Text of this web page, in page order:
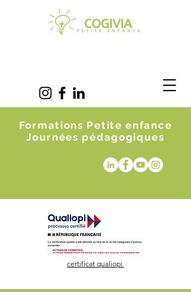
Formations Petite enfance
Journées pédagogiques
certificat qualiopi